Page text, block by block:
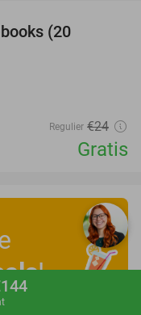
(20
Regulier €24
Gratis
!